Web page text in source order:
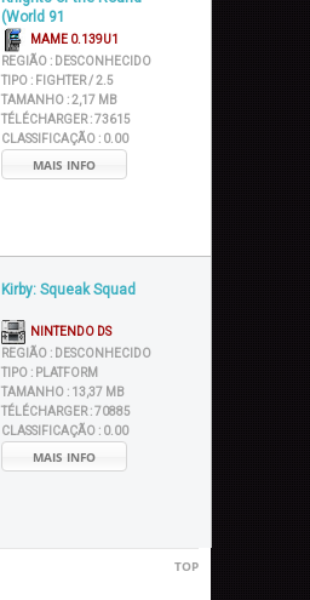
(World 91
MAME 0.139U1
REGIÃO : DESCONHECIDO
TIPO : FIGHTER / 2.5
TAMANHO :2,17 MB
TÉLÉCHARGER :73615
CLASSIFICAÇÃO : 0.00
MAIS INFO
Kirby: Squeak Squad
NINTENDO DS
REGIÃO : DESCONHECIDO
TIPO : PLATFORM
TAMANHO : 13,37 MB
TÉLÉCHARGER :70885
CLASSIFICAÇÃO : 0.00
MAIS INFO
TOP